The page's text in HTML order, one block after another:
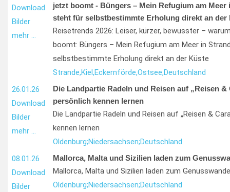
Download
Bilder
mehr …
jetzt boomt - Büngers – Mein Refugium am Meer
steht für selbstbestimmte Erholung direkt an der
Reisetrends 2026: Leiser, kürzer, bewusster –
boomt: Büngers – Mein Refugium am Meer in
selbstbestimmte Erholung direkt an der Küste
Strande,Kiel,Eckernförde,Ostsee,Deutschland
26.01.26
Download
Bilder
mehr …
Die Landpartie Radeln und Reisen auf „Reisen &
persönlich kennen lernen
Die Landpartie Radeln und Reisen auf „Reisen &
kennen lernen
Oldenburg;Niedersachsen;Deutschland
08.01.26
Download
Bilder
Mallorca, Malta und Sizilien laden zum
Mallorca, Malta und Sizilien laden zum
Oldenburg;Niedersachsen;Deutschland